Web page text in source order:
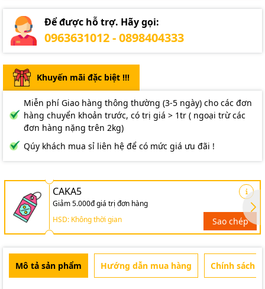
Để được hỗ trợ. Hãy gọi:
0963631012 - 0898404333
Khuyến mãi đặc biệt !!!
Miễn phí Giao hàng thông thường (3-5 ngày) cho các đơn
hàng chuyển khoản trước, có trị giá > 1tr ( ngoại trừ các
đơn hàng nặng trên 2kg)
Qúy khách mua sỉ liên hệ để có mức giá ưu đãi !
CAKA5
Giảm 5.000đ giá trị đơn hàng
HSD: Không thời gian
Sao chép
Mô tả sản phẩm Hướng dẫn mua hàng Chính sách